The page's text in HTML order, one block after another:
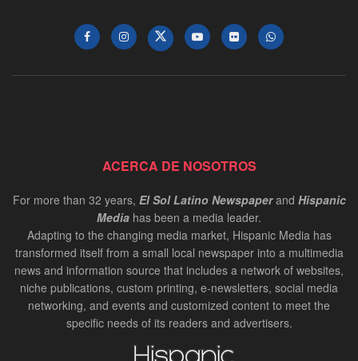
ACERCA DE NOSOTROS
For more than 32 years, El Sol Latino Newspaperand Hispanic
Media has been a media leader.
Adapting to the changing media market, Hispanic Media has
transformed itself from a small local newspaper into a multimedia
news and information source that includes a network of websites,
niche publications, custom printing, e-newsletters, social media
networking, and events and customized content to meet the
specific needs of its readers and advertisers.